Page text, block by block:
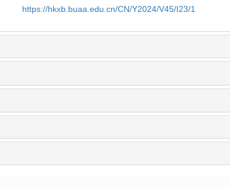
https://hkxb.buaa.edu.cn/CN/Y2024/V45/I23/1